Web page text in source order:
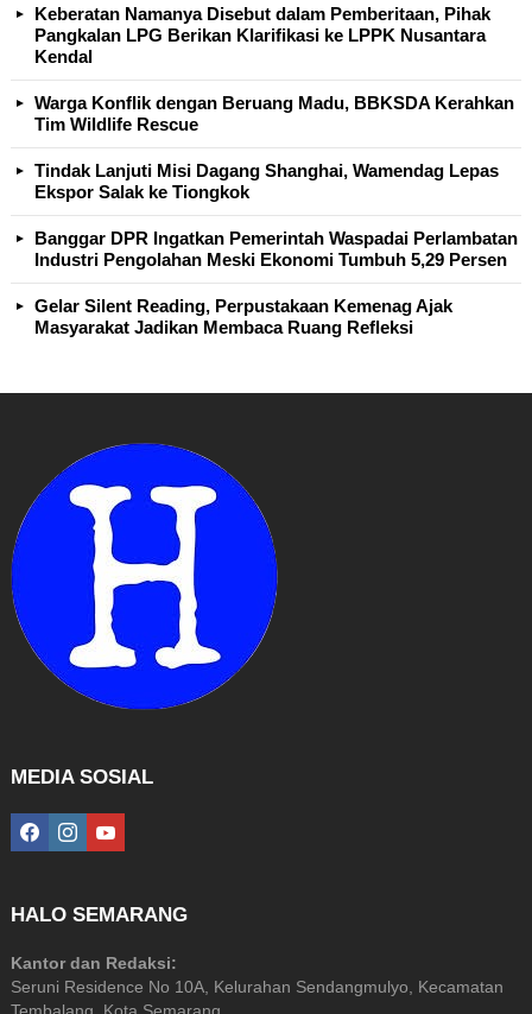
Keberatan Namanya Disebut dalam Pemberitaan, Pihak
Pangkalan LPG Berikan Klarifikasi ke LPPK Nusantara
Kendal
Warga Konflik dengan Beruang Madu, BBKSDA Kerahkan
Tim Wildlife Rescue
Tindak Lanjuti Misi Dagang Shanghai, Wamendag Lepas
Ekspor Salak ke Tiongkok
Banggar DPR Ingatkan Pemerintah Waspadai Perlambatan
Industri Pengolahan Meski Ekonomi Tumbuh 5,29 Persen
Gelar Silent Reading, Perpustakaan Kemenag Ajak
Masyarakat Jadikan Membaca Ruang Refleksi
MEDIA SOSIAL
facebookinstagramyoutube
HALO SEMARANG
Kantor dan Redaksi:
Seruni Residence No 10A, Kelurahan Sendangmulyo, Kecamatan